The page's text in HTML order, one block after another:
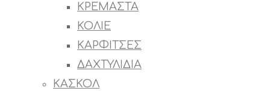
ΚΡΕΜΑΣΤΑ
ΚΟΛΙΕ
ΚΑΡΦΙΤΣΕΣ
ΔΑΧΤΥΛΙΔΙΑ
ΚΑΣΚΟΛ